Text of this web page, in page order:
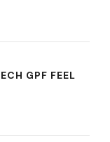
GPF FEEL